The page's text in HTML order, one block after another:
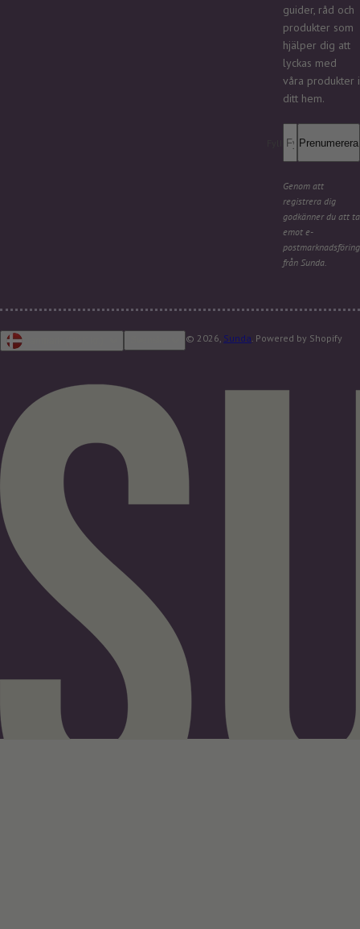
guider, råd och
produkter som
hjälper dig att
lyckas med
våra produkter i
ditt hem.
Fyll i din e-post *
Prenumerera
Genom att
registrera dig
godkänner du att ta
emot e-
postmarknadsföring
från Sunda.
© 2026, Sunda. Powered by Shopify